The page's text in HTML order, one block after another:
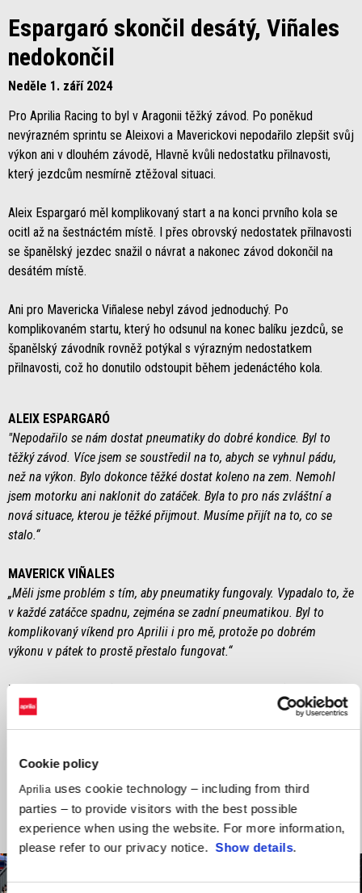
Cookie policy
Aprilia uses cookie technology – including from third
parties – to provide visitors with the best possible
experience when using the website. For more information,
please refer to our privacy notice.Show details.
Espargaró skončil desátý, Viñales
nedokončil
Neděle 1. září 2024
Pro Aprilia Racing to byl v Aragonii těžký závod. Po poněkud
nevýrazném sprintu se Aleixovi a Maverickovi nepodařilo zlepšit svůj
výkon ani v dlouhém závodě, Hlavně kvůli nedostatku přilnavosti,
který jezdcům nesmírně ztěžoval situaci.
Aleix Espargaró měl komplikovaný start a na konci prvního kola se
ocitl až na šestnáctém místě. I přes obrovský nedostatek přilnavosti
se španělský jezdec snažil o návrat a nakonec závod dokončil na
desátém místě.
Ani pro Mavericka Viñalese nebyl závod jednoduchý. Po
komplikovaném startu, který ho odsunul na konec balíku jezdců, se
španělský závodník rovněž potýkal s výrazným nedostatkem
přilnavosti, což ho donutilo odstoupit během jedenáctého kola.
ALEIX ESPARGARÓ
"Nepodařilo se nám dostat pneumatiky do dobré kondice. Byl to
těžký závod. Více jsem se soustředil na to, abych se vyhnul pádu,
než na výkon. Bylo dokonce těžké dostat koleno na zem. Nemohl
jsem motorku ani naklonit do zatáček. Byla to pro nás zvláštní a
nová situace, kterou je těžké přijmout. Musíme přijít na to, co se
stalo.“
MAVERICK VIÑALES
„Měli jsme problém s tím, aby pneumatiky fungovaly. Vypadalo to, že
v každé zatáčce spadnu, zejména se zadní pneumatikou. Byl to
komplikovaný víkend pro Aprilii i pro mě, protože po dobrém
výkonu v pátek to prostě přestalo fungovat.“
MASSIMO RIVOLA (generální ředitel Aprilia Racing)
„Příšerný víkend. V pátek jsme byli rychlí s minimální přilnavostí, ale
pak jsme ztratili směr a skončili asi o čtyři sekundy pomalejší než
analýze a vývojové práci pro nadcházející závody, počínaje
Misanem.“